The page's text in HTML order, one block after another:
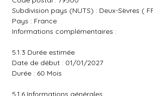
Subdivision pays (NUTS) : Deux-Sèvres (
Pays : France
Informations complémentaires :
5.1.3 Durée estimée
Date de début : 01/01/2027
Durée : 60 Mois
5.1.6 Informations générales